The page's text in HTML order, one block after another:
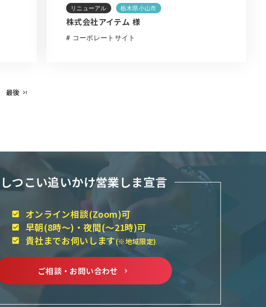
リニューアル 栃木県小山市
株式会社アイテム 様
# コーポレートサイト
最後
しつこい追いかけ営業しま宣言
オンライン相談(Zoom)可
早朝(8時～)・夜間(～21時)可
貴社までお伺いします(※地域限定)
ご相談・お問い合わせ